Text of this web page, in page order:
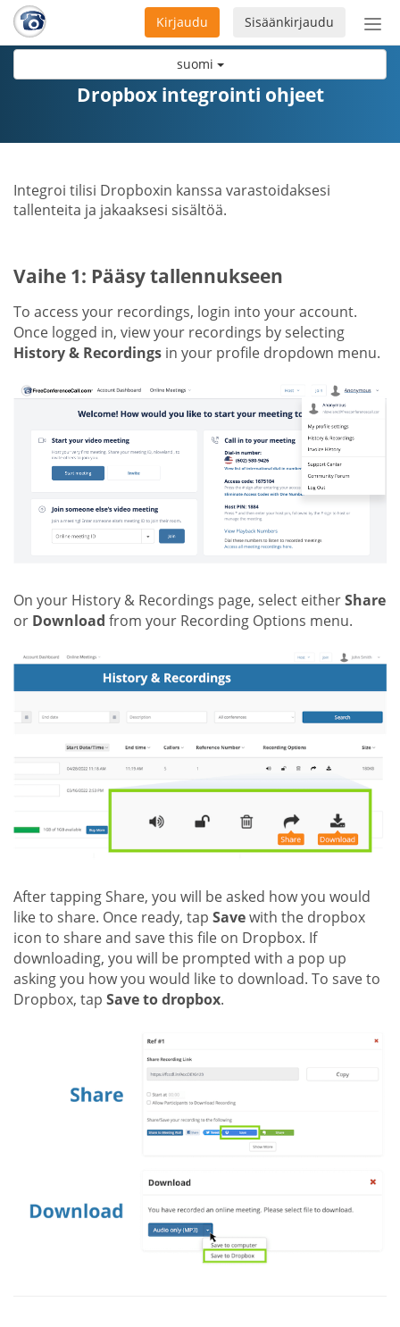
suomi
Sisäänkirjaudu
Kirjaudu
Dropbox integrointi ohjeet
Integroi tilisi Dropboxin kanssa varastoidaksesi
tallenteita ja jakaaksesi sisältöä.
Vaihe 1: Pääsy tallennukseen
To access your recordings, login into your account.
Once logged in, view your recordings by selecting
History & Recordings in your profile dropdown menu.
On your History & Recordings page, select eitherShare
or Download from your Recording Options menu.
After tapping Share, you will be asked how you would
like to share. Once ready, tap Savewith the dropbox
icon to share and save this file on Dropbox. If
downloading, you will be prompted with a pop up
asking you how you would like to download. To save to
Dropbox, tap Save to dropbox.